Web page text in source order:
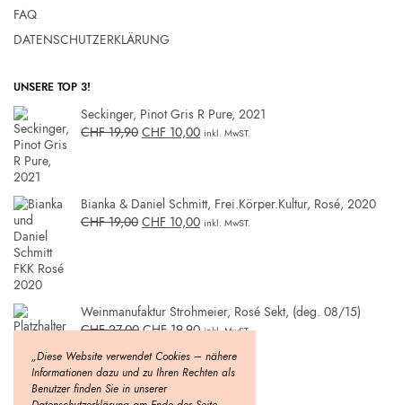
FAQ
DATENSCHUTZERKLÄRUNG
UNSERE TOP 3!
Seckinger, Pinot Gris R Pure, 2021
CHF19,90 CHF 10,00 inkl. MwST.
Bianka & Daniel Schmitt, Frei.Körper.Kultur, Rosé, 2020
CHF19,00 CHF 10,00 inkl. MwST.
Weinmanufaktur Strohmeier, Rosé Sekt, (deg. 08/15)
CHF27,00 CHF19,90 inkl. MwST.
„Diese Website verwendet Cookies – nähere
Informationen dazu und zu Ihren Rechten als
Benutzer finden Sie in unserer